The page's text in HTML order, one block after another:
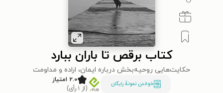
کتاب برقص تا باران ببارد
حکایت‌هایی روحیه‌بخش درباره ایمان، اراده و مداومت
خواندن نمونۀ رایگان
۲.۰ امتیاز
(از ۱ رأی)